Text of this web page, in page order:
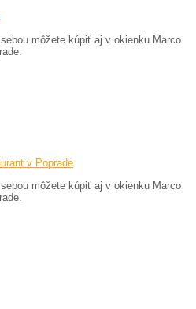
môžete kúpiť aj v okienku Marco
môžete kúpiť aj v okienku Marco